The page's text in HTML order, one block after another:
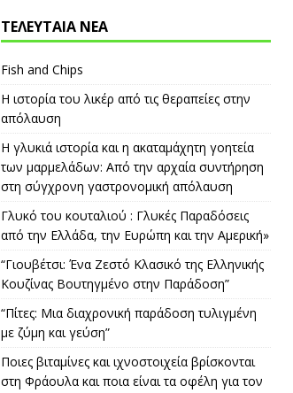
ΤΕΛΕΥΤΑΙΑ ΝΕΑ
Fish and Chips
Η ιστορία του λικέρ από τις θεραπείες στην
απόλαυση
Η γλυκιά ιστορία και η ακαταμάχητη γοητεία
των μαρμελάδων: Από την αρχαία συντήρηση
στη σύγχρονη γαστρονομική απόλαυση
Γλυκό του κουταλιού : Γλυκές Παραδόσεις
από την Ελλάδα, την Ευρώπη και την Αμερική»
“Γιουβέτσι: Ένα Ζεστό Κλασικό της Ελληνικής
Κουζίνας Βουτηγμένο στην Παράδοση”
“Πίτες: Μια διαχρονική παράδοση τυλιγμένη
με ζύμη και γεύση”
Ποιες βιταμίνες και ιχνοστοιχεία βρίσκονται
στη Φράουλα και ποια είναι τα οφέλη για τον